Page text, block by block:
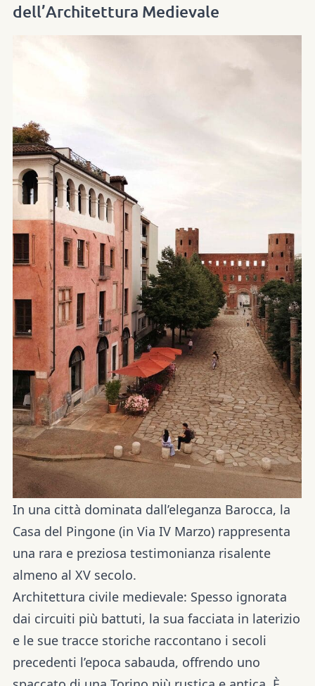
dell’Architettura Medievale
In una città dominata dall’eleganza Barocca, la
Casa del Pingone (in Via IV Marzo) rappresenta
una rara e preziosa testimonianza risalente
almeno al XV secolo.
Architettura civile medievale: Spesso ignorata
dai circuiti più battuti, la sua facciata in laterizio
e le sue tracce storiche raccontano i secoli
precedenti l’epoca sabauda, offrendo uno